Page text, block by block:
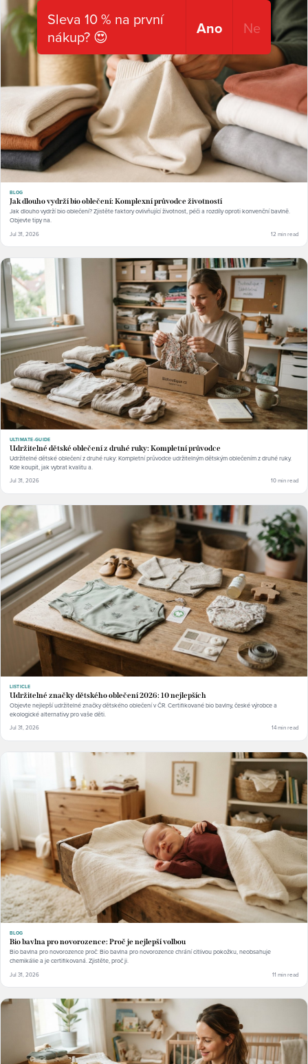
BLOG
Jak dlouho vydrží bio oblečení: Komplexní průvodce životností
Jak dlouho vydrží bio oblečení? Zjistěte faktory ovlivňující životnost, péči a rozdíly oproti konvenční bavlně.
Objevte tipy na.
Jul 31, 2026 12 min read
ULTIMATE-GUIDE
Udržitelné dětské oblečení z druhé ruky: Kompletní průvodce
Udržitelné dětské oblečení z druhé ruky: Kompletní průvodce udržitelným dětským oblečením z druhé ruky.
Kde koupit, jak vybrat kvalitu a.
Jul 31, 2026 10 min read
LISTICLE
Udržitelné značky dětského oblečení 2026: 10 nejlepších
Objevte nejlepší udržitelné značky dětského oblečení v ČR. Certifikované bio bavlny, české výrobce a
ekologické alternativy pro vaše děti.
Jul 31, 2026 14 min read
BLOG
Bio bavlna pro novorozence: Proč je nejlepší volbou
Bio bavlna pro novorozence proč: Bio bavlna pro novorozence chrání citlivou pokožku, neobsahuje
chemikálie a je certifikovaná. Zjistěte, proč ji.
Jul 31, 2026 11 min read
Sleva 10 % na první
nákup? 😍
Ano Ne